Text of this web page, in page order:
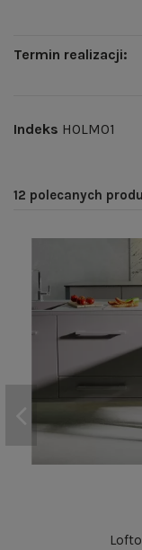
Termin realizacji:
Indeks HOLM01
12 polecanych